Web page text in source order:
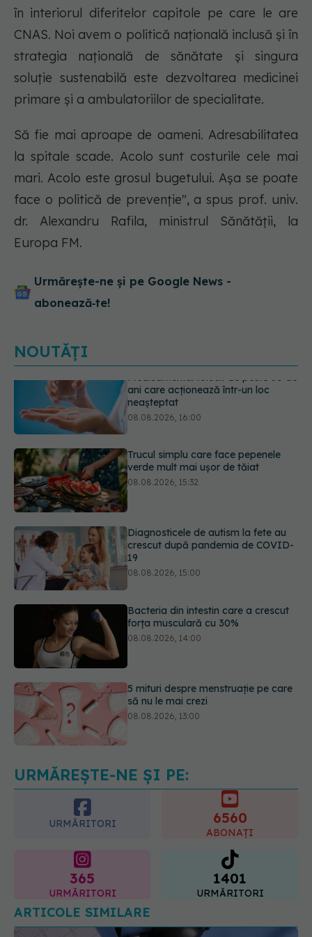
în interiorul diferitelor capitole pe care le are
CNAS. Noi avem o politică națională inclusă și în
strategia națională de sănătate și singura
soluție sustenabilă este dezvoltarea medicinei
primare și a ambulatoriilor de specialitate.
Să fie mai aproape de oameni. Adresabilitatea
la spitale scade. Acolo sunt costurile cele mai
mari. Acolo este grosul bugetului. Așa se poate
face o politică de prevenție", a spus prof. univ.
dr. Alexandru Rafila, ministrul Sănătății, la
Europa FM.
Urmărește-ne și pe Google News -
abonează‑te!
NOUTĂȚI
Trucul simplu care face pepenele
verde mult mai ușor de tăiat
Diagnosticele de autism la fete au
crescut după pandemia de COVID-
Bacteria din intestin care a crescut
forța musculară cu 30%
5 mituri despre menstruație pe care
să nu le mai crezi
Medicamentul folosit de peste 60 de
ani care acționează într-un loc
URMĂREȘTE-NE ȘI PE:
URMĂRITORI 6560
ABONAȚI
365
URMĂRITORI
1401
URMĂRITORI
ARTICOLE SIMILARE